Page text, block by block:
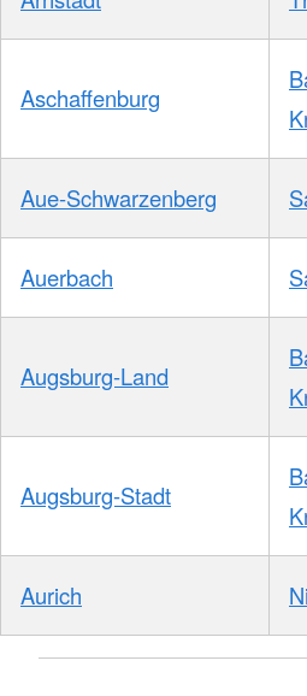
Aschaffenburg
Aue-Schwarzenberg
Auerbach
Augsburg-Land
Augsburg-Stadt
Aurich